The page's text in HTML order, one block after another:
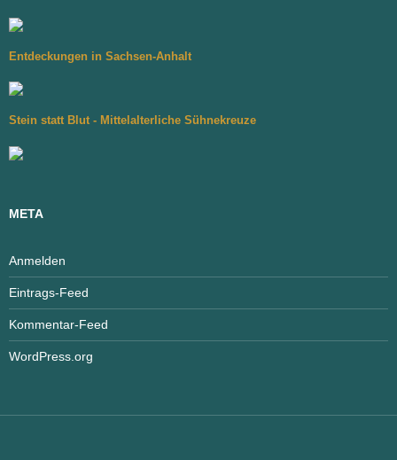
Entdeckungen in Sachsen-Anhalt
Stein statt Blut - Mittelalterliche Sühnekreuze
META
Anmelden
Eintrags-Feed
Kommentar-Feed
WordPress.org